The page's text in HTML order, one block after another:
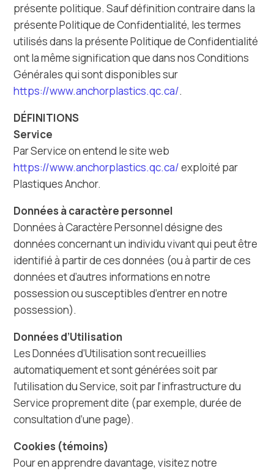
présente politique. Sauf définition contraire dans la
présente Politique de Confidentialité, les termes
utilisés dans la présente Politique de Confidentialité
ont la même signification que dans nos Conditions
Générales qui sont disponibles sur
https://www.anchorplastics.qc.ca/.
DÉFINITIONS
Service
Par Service on entend le site web
https://www.anchorplastics.qc.ca/exploité par
Plastiques Anchor.
Données à caractère personnel
Données à Caractère Personnel désigne des
données concernant un individu vivant qui peut être
identifié à partir de ces données (ou à partir de ces
données et d’autres informations en notre
possession ou susceptibles d’entrer en notre
possession).
Données d’Utilisation
Les Données d’Utilisation sont recueillies
automatiquement et sont générées soit par
l’utilisation du Service, soit par l’infrastructure du
Service proprement dite (par exemple, durée de
consultation d’une page).
Cookies (témoins)
Pour en apprendre davantage, visitez notre